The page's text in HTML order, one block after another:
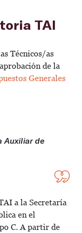
TAI
Técnicos/as
de la
Generales
Auxiliar de
a la Secretaría
en el
C. A partir de